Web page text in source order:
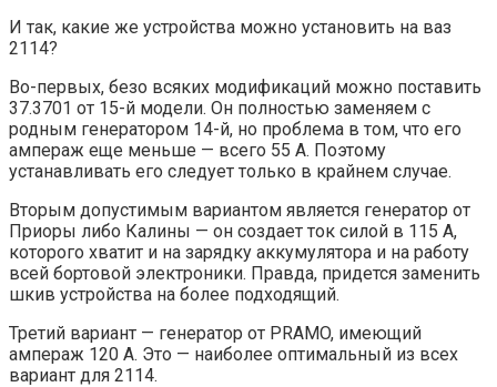
И так, какие же устройства можно установить на ваз
2114?
Во-первых, безо всяких модификаций можно поставить
37.3701 от 15-й модели. Он полностью заменяем с
родным генератором 14-й, но проблема в том, что его
ампераж еще меньше — всего 55 А. Поэтому
устанавливать его следует только в крайнем случае.
Вторым допустимым вариантом является генератор от
Приоры либо Калины — он создает ток силой в 115 А,
которого хватит и на зарядку аккумулятора и на работу
всей бортовой электроники. Правда, придется заменить
шкив устройства на более подходящий.
Третий вариант — генератор от PRAMO, имеющий
ампераж 120 А. Это — наиболее оптимальный из всех
вариант для 2114.